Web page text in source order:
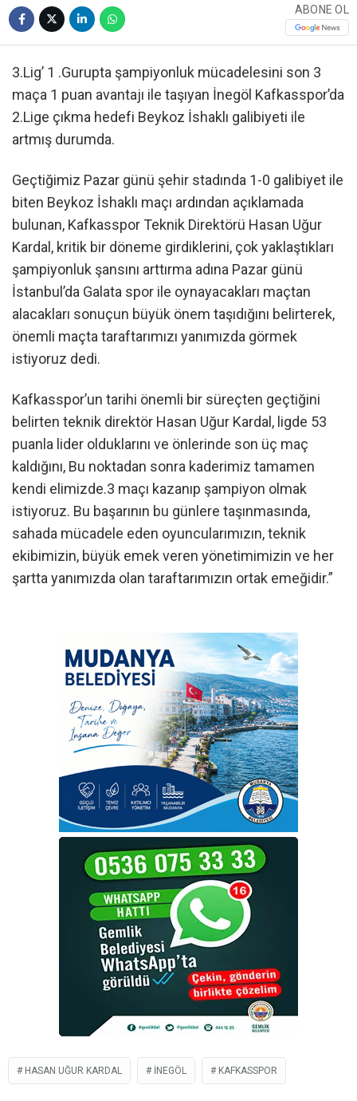
ABONE OL
3.Lig’ 1 .Gurupta şampiyonluk mücadelesini son 3
maça 1 puan avantajı ile taşıyan İnegöl Kafkasspor’da
2.Lige çıkma hedefi Beykoz İshaklı galibiyeti ile
artmış durumda.
Geçtiğimiz Pazar günü şehir stadında 1-0 galibiyet ile
biten Beykoz İshaklı maçı ardından açıklamada
bulunan, Kafkasspor Teknik Direktörü Hasan Uğur
Kardal, kritik bir döneme girdiklerini, çok yaklaştıkları
şampiyonluk şansını arttırma adına Pazar günü
İstanbul’da Galata spor ile oynayacakları maçtan
alacakları sonuçun büyük önem taşıdığını belirterek,
önemli maçta taraftarımızı yanımızda görmek
istiyoruz dedi.
Kafkasspor’un tarihi önemli bir süreçten geçtiğini
belirten teknik direktör Hasan Uğur Kardal, ligde 53
puanla lider olduklarını ve önlerinde son üç maç
kaldığını, Bu noktadan sonra kaderimiz tamamen
kendi elimizde.3 maçı kazanıp şampiyon olmak
istiyoruz. Bu başarının bu günlere taşınmasında,
sahada mücadele eden oyuncularımızın, teknik
ekibimizin, büyük emek veren yönetimimizin ve her
şartta yanımızda olan taraftarımızın ortak emeğidir.”
HASAN UĞUR KARDAL İNEGÖL KAFKASSPOR